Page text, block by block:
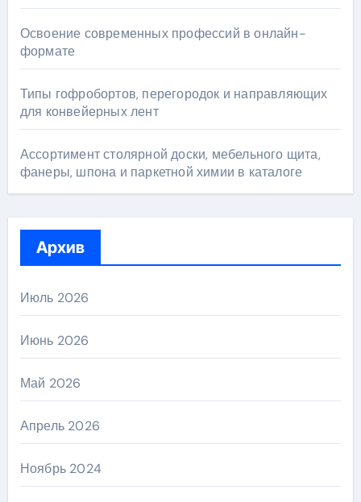
Освоение современных профессий в онлайн-
формате
Типы гофробортов, перегородок и направляющих
для конвейерных лент
Ассортимент столярной доски, мебельного щита,
фанеры, шпона и паркетной химии в каталоге
Архив
Июль 2026
Июнь 2026
Май 2026
Апрель 2026
Ноябрь 2024